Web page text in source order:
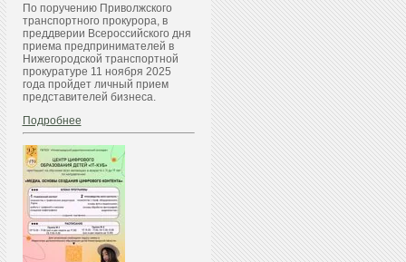
По поручению Приволжского
транспортного прокурора, в
преддверии Всероссийского дня
приема предпринимателей в
Нижегородской транспортной
прокуратуре 11 ноября 2025
года пройдет личный прием
представителей бизнеса.
Подробнее